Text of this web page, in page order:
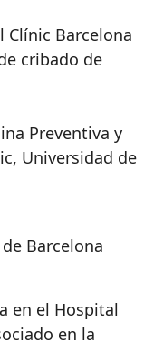
Barcelona
cribado de
Preventiva y
, Universidad de
Barcelona
en el Hospital
en la